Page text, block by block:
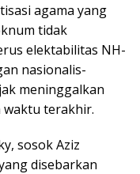
agama yang
tidak
elektabilitas NH-
nasionalis-
meninggalkan
waktu terakhir.
sosok Aziz
disebarkan